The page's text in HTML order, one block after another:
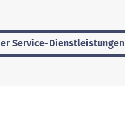
Service-Dienstleistungen